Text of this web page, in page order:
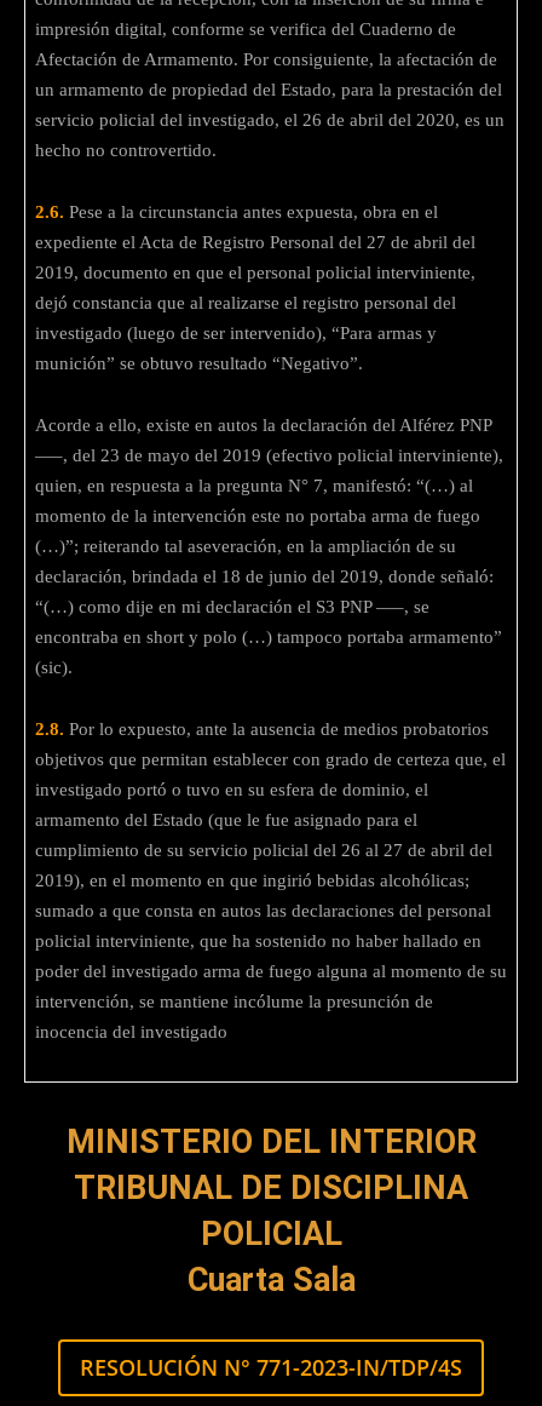
impresión digital, conforme se verifica del Cuaderno de
Afectación de Armamento. Por consiguiente, la afectación de
un armamento de propiedad del Estado, para la prestación del
servicio policial del investigado, el 26 de abril del 2020, es un
hecho no controvertido.
2.6. Pese a la circunstancia antes expuesta, obra en el
expediente el Acta de Registro Personal del 27 de abril del
2019, documento en que el personal policial interviniente,
dejó constancia que al realizarse el registro personal del
investigado (luego de ser intervenido), “Para armas y
munición” se obtuvo resultado “Negativo”.
Acorde a ello, existe en autos la declaración del Alférez PNP
—–, del 23 de mayo del 2019 (efectivo policial interviniente),
quien, en respuesta a la pregunta N° 7, manifestó: “(…) al
momento de la intervención este no portaba arma de fuego
(…)”; reiterando tal aseveración, en la ampliación de su
declaración, brindada el 18 de junio del 2019, donde señaló:
“(…) como dije en mi declaración el S3 PNP —–, se
encontraba en short y polo (…) tampoco portaba armamento”
(sic).
2.8. Por lo expuesto, ante la ausencia de medios probatorios
objetivos que permitan establecer con grado de certeza que, el
investigado portó o tuvo en su esfera de dominio, el
armamento del Estado (que le fue asignado para el
cumplimiento de su servicio policial del 26 al 27 de abril del
2019), en el momento en que ingirió bebidas alcohólicas;
sumado a que consta en autos las declaraciones del personal
policial interviniente, que ha sostenido no haber hallado en
poder del investigado arma de fuego alguna al momento de su
intervención, se mantiene incólume la presunción de
inocencia del investigado
MINISTERIO DEL INTERIOR
TRIBUNAL DE DISCIPLINA
POLICIAL
Cuarta Sala
RESOLUCIÓN N° 771-2023-IN/TDP/4S